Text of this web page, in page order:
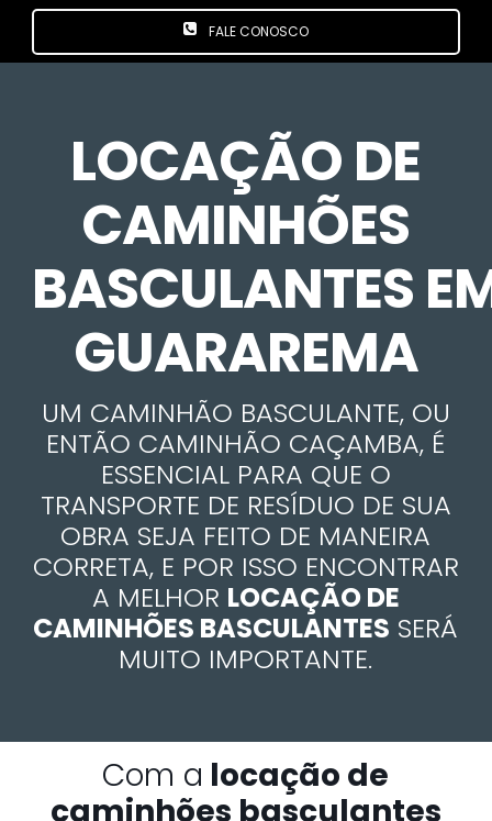
FALE CONOSCO
LOCAÇÃO DE
CAMINHÕES
BASCULANTES
GUARAREMA
UM CAMINHÃO BASCULANTE, OU
ENTÃO CAMINHÃO CAÇAMBA, É
ESSENCIAL PARA QUE O
TRANSPORTE DE RESÍDUO DE SUA
OBRA SEJA FEITO DE MANEIRA
CORRETA, E POR ISSO ENCONTRAR
A MELHOR LOCAÇÃO DE
CAMINHÕES BASCULANTES SERÁ
MUITO IMPORTANTE.
Com a locação de
caminhões basculantes